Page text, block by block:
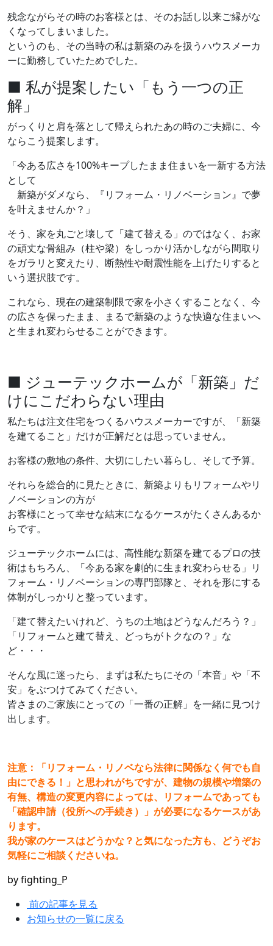
残念ながらその時のお客様とは、そのお話し以来ご縁がな
くなってしまいました。
というのも、その当時の私は新築のみを扱うハウスメーカ
ーに勤務していたためでした。
■ 私が提案したい「もう一つの正
解」
がっくりと肩を落として帰えられたあの時のご夫婦に、今
ならこう提案します。
「今ある広さを100%キープしたまま住まいを一新する方法
として
新築がダメなら、『リフォーム・リノベーション』で夢
を叶えませんか？」
そう、家を丸ごと壊して「建て替える」のではなく、お家
の頑丈な骨組み（柱や梁）をしっかり活かしながら間取り
をガラリと変えたり、断熱性や耐震性能を上げたりすると
いう選択肢です。
これなら、現在の建築制限で家を小さくすることなく、今
の広さを保ったまま、まるで新築のような快適な住まいへ
と生まれ変わらせることができます。
■ ジューテックホームが「新築」だ
けにこだわらない理由
私たちは注文住宅をつくるハウスメーカーですが、「新築
を建てること」だけが正解だとは思っていません。
お客様の敷地の条件、大切にしたい暮らし、そして予算。
それらを総合的に見たときに、新築よりもリフォームやリ
ノベーションの方が
お客様にとって幸せな結末になるケースがたくさんあるか
らです。
ジューテックホームには、高性能な新築を建てるプロの技
術はもちろん、「今ある家を劇的に生まれ変わらせる」リ
フォーム・リノベーションの専門部隊と、それを形にする
体制がしっかりと整っています。
「建て替えたいけれど、うちの土地はどうなんだろう？」
「リフォームと建て替え、どっちがトクなの？」な
ど・・・
そんな風に迷ったら、まずは私たちにその「本音」や「不
安」をぶつけてみてください。
皆さまのご家族にとっての「一番の正解」を一緒に見つけ
出します。
注意：「リフォーム・リノベなら法律に関係なく何でも自
由にできる！」と思われがちですが、建物の規模や増築の
有無、構造の変更内容によっては、リフォームであっても
「確認申請（役所への手続き）」が必要になるケースがあ
ります。
我が家のケースはどうかな？と気になった方も、どうぞお
気軽にご相談くださいね。
by fighting_P
前の記事を見る
お知らせの一覧に戻る